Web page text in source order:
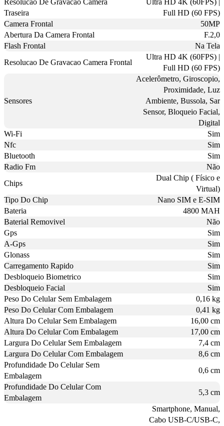
Resolucao De Gravacao Camera
Traseira
Ultra HD 4K (60FPS) |
Full HD (60 FPS)
Camera Frontal
50MP
Abertura Da Camera Frontal
F.2,0
Flash Frontal
Na Tela
Resolucao De Gravacao Camera Frontal
Ultra HD 4K (60FPS) |
Full HD (60 FPS)
Sensores
Acelerômetro, Giroscopio,
Proximidade, Luz
Ambiente, Bussola, Sar
Sensor, Bloqueio Facial,
Digital
Wi-Fi
Sim
Nfc
Sim
Bluetooth
Sim
Radio Fm
Não
Chips
Dual Chip ( Físico e
Virtual)
Tipo Do Chip
Nano SIM e E-SIM
Bateria
4800 MAH
Baterial Removivel
Não
Gps
Sim
A-Gps
Sim
Glonass
Sim
Carregamento Rapido
Sim
Desbloqueio Biometrico
Sim
Desbloqueio Facial
Sim
Peso Do Celular Sem Embalagem
0,16 kg
Peso Do Celular Com Embalagem
0,41 kg
Altura Do Celular Sem Embalagem
16,00 cm
Altura Do Celular Com Embalagem
17,00 cm
Largura Do Celular Sem Embalagem
7,4 cm
Largura Do Celular Com Embalagem
8,6 cm
Profundidade Do Celular Sem
Embalagem
0,6 cm
Profundidade Do Celular Com
Embalagem
5,3 cm
Smartphone, Manual,
Cabo USB-C/USB-C,